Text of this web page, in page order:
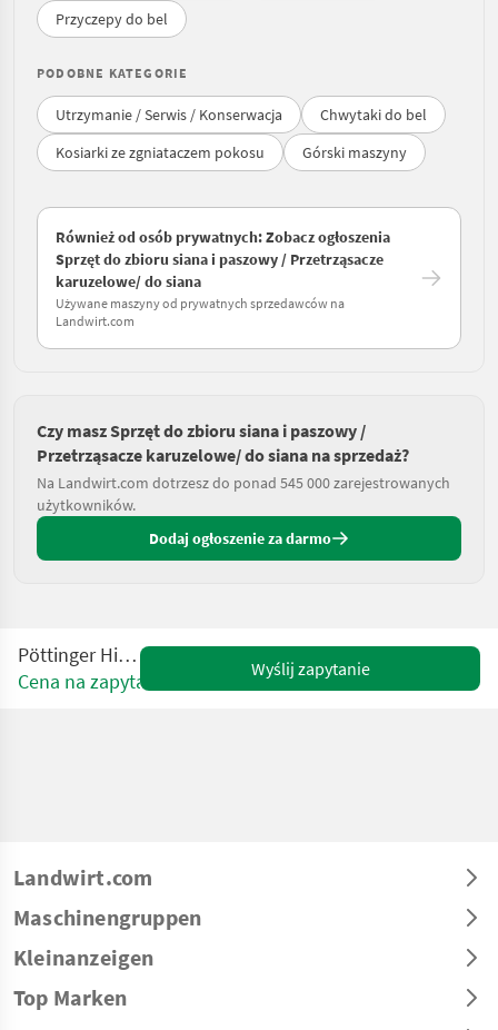
Przyczepy do bel
PODOBNE KATEGORIE
Utrzymanie / Serwis / Konserwacja
Chwytaki do bel
Kosiarki ze zgniataczem pokosu
Górski maszyny
Również od osób prywatnych: Zobacz ogłoszenia
Sprzęt do zbioru siana i paszowy / Przetrząsacze
karuzelowe/ do siana
Używane maszyny od prywatnych sprzedawców na
Landwirt.com
Czy masz Sprzęt do zbioru siana i paszowy /
Przetrząsacze karuzelowe/ do siana na sprzedaż?
Na Landwirt.com dotrzesz do ponad 545 000 zarejestrowanych
użytkowników.
Dodaj ogłoszenie za darmo
Pöttinger Hit 810 NZ
Cena na zapytanie
Wyślij zapytanie
Landwirt.com
Maschinengruppen
Kleinanzeigen
Top Marken